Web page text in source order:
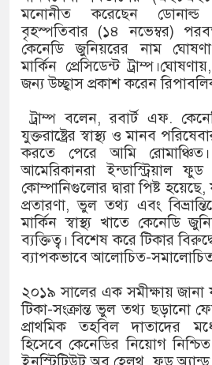
মনোনীত করেছেন ডোনাল্ড
বৃহস্পতিবার (১৪ নভেম্বর) পরবর্তী
কেনেডি জুনিয়রের নাম
মার্কিন প্রেসিডেন্ট
জন্য উচ্ছ্বাস প্রকাশ করেন
ট্রাম্প বলেন, রবার্ট এফ.
যুক্তরাষ্ট্রের স্বাস্থ্য ও মানব
করতে পেরে আমি
আমেরিকানরা ইন্ডাস্ট্রিয়াল
কোম্পানিগুলোর দ্বারা পিষ্ট হয়েছে,
প্রতারণা, ভুল তথ্য এবং
মার্কিন স্বাস্থ্য খাতে কেনেডি
ব্যক্তিত্ব। বিশেষ করে টিকার
ব্যাপকভাবে আলোচিত-
২০১৯ সালের এক সমীক্ষায় জানা
টিকা-সংক্রান্ত ভুল তথ্য ছড়ানো
প্রাথমিক তহবিল দাতাদের মধ্যে
হিসেবে কেনেডির নিয়োগ